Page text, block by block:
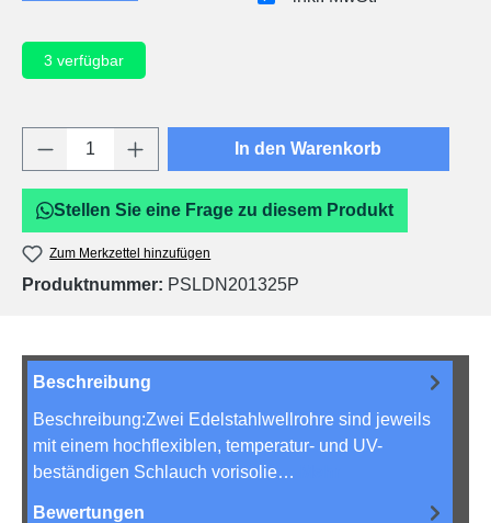
3 verfügbar
Produkt Anzahl: Gib den gewünschten
In den Warenkorb
Stellen Sie eine Frage zu diesem Produkt
Zum Merkzettel hinzufügen
Produktnummer: PSLDN201325P
Beschreibung
Beschreibung:Zwei Edelstahlwellrohre sind jeweils
mit einem hochflexiblen, temperatur- und UV-
beständigen Schlauch vorisolie…
Bewertungen